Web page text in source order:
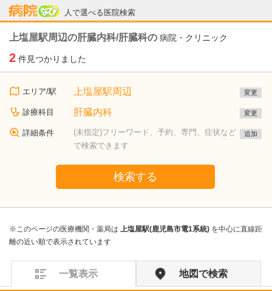
人で選べる医院検索
病院なび
上塩屋駅周辺の肝臓内科/肝臓科の 病院・クリニック
2 件見つかりました
エリア/駅 上塩屋駅周辺 変更
診療科目 肝臓内科 変更
詳細条件
(未指定)フリーワード、予約、専門、症状など
で検索できます
追加
検索する
※このページの医療機関・薬局は 上塩屋駅(鹿児島市電1系統) を中心に直線距
離の近い順で表示されています
一覧表示 地図で検索